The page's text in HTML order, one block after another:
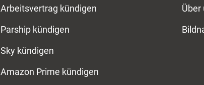
Arbeitsvertrag kündigen
Parship kündigen
Sky kündigen
Amazon Prime kündigen
Über